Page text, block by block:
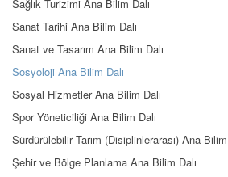
Sağlık Turizimi Ana Bilim Dalı
Sanat Tarihi Ana Bilim Dalı
Sanat ve Tasarım Ana Bilim Dalı
Sosyoloji Ana Bilim Dalı
Sosyal Hizmetler Ana Bilim Dalı
Spor Yöneticiliği Ana Bilim Dalı
Sürdürülebilir Tarım (Disiplinlerarası) Ana Bilim
Şehir ve Bölge Planlama Ana Bilim Dalı